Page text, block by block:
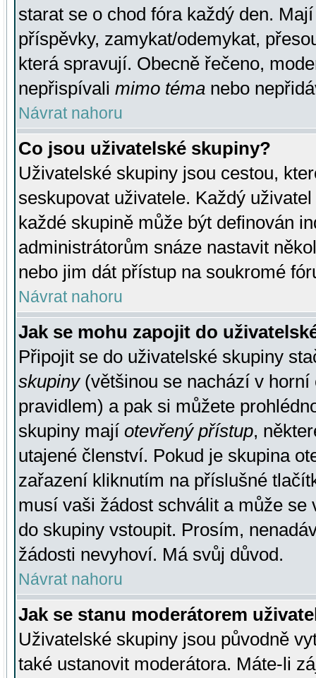
starat se o chod fóra každý den.
příspěvky, zamykat/odemykat,
která spravují. Obecně řečeno,
nepřispívali mimo téma nebo
Návrat nahoru
Co jsou uživatelské skupiny?
Uživatelské skupiny jsou cestou,
seskupovat uživatele. Každý
každé skupině může být definován
administrátorům snáze nastavit
nebo jim dát přístup na soukromé
Návrat nahoru
Jak se mohu zapojit do
Připojit se do uživatelské skupiny
skupiny(většinou se nachází v horní
pravidlem) a pak si můžete
skupiny mají otevřený přístup,
utajené členství. Pokud je skupina
zařazení kliknutím na příslušné
musí vaši žádost schválit a může se
do skupiny vstoupit. Prosím,
žádosti nevyhoví. Má svůj důvod.
Návrat nahoru
Jak se stanu moderátorem
Uživatelské skupiny jsou původně
také ustanovit moderátora. Máte-li